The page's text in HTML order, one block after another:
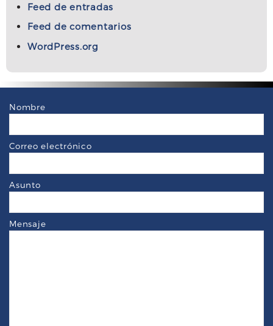
Feed de entradas
Feed de comentarios
WordPress.org
Nombre
Correo electrónico
Asunto
Mensaje